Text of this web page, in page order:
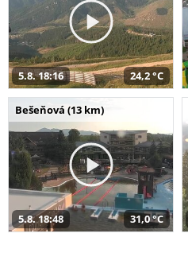
5.8. 18:16 24,2 °C
Bešeňová (13 km)
5.8. 18:48 31,0 °C